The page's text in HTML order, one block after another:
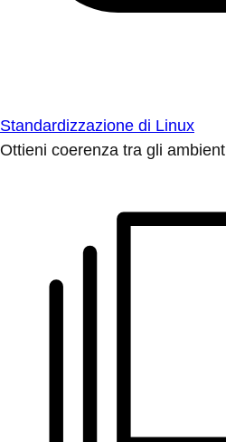
Standardizzazione di Linux
Ottieni coerenza tra gli